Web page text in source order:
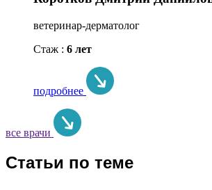
ветеринар-дерматолог
Стаж : 6 лет
подробнее
все врачи
Статьи по теме